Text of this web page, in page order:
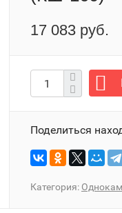
17 083 руб.
Поделиться
Категория: